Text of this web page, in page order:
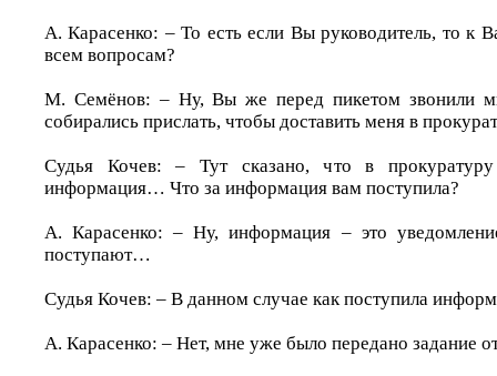
А. Карасенко: – То есть если Вы руководитель, то к
всем вопросам?
М. Семёнов: – Ну, Вы же перед пикетом звонили
собирались прислать, чтобы доставить меня в
Судья Кочев: – Тут сказано, что в
информация… Что за информация вам поступила?
А. Карасенко: – Ну, информация – это
поступают…
Судья Кочев: – В данном случае как поступила
А. Карасенко: – Нет, мне уже было передано задание